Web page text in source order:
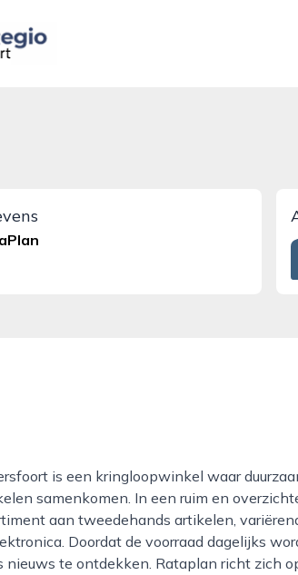
samenkomen. In een ruim en
aan tweedehands artikelen,
Doordat de voorraad dagelijks
nieuws te ontdekken. Rataplan richt zich